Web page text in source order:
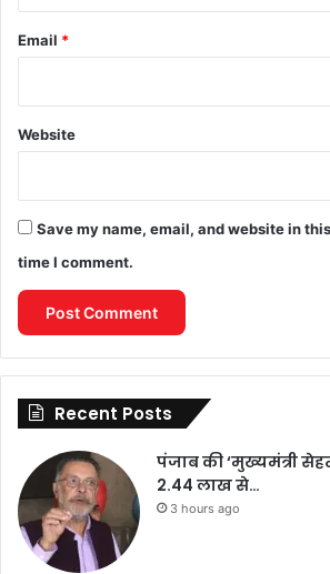
Email *
Website
Save my name, email, and website in
time I comment.
Recent Posts
पंजाब की ‘मुख्यमंत्री
2.44 लाख से…
3 hours ago